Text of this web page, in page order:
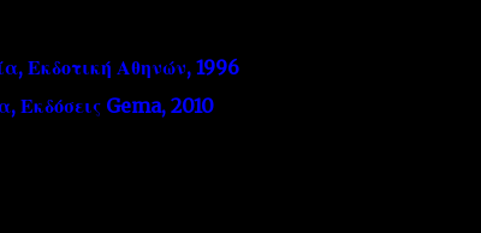
Εκδοτική Αθηνών, 1996
Εκδόσεις Gema, 2010